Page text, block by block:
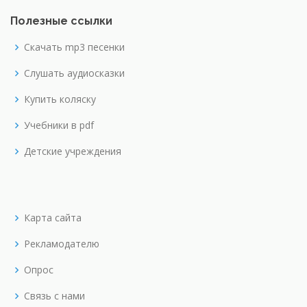
Полезные ссылки
Скачать mp3 песенки
Слушать аудиосказки
Купить коляску
Учебники в pdf
Детские учреждения
Карта сайта
Рекламодателю
Опрос
Связь с нами